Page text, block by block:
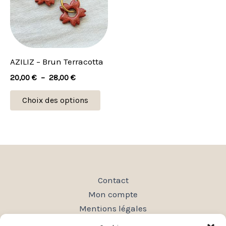
AZILIZ – Brun Terracotta
20,00 € – 28,00 €
Choix des options
variations.
Les
options
la
Contact
Mon compte
Mentions légales
Conditions générales de vente